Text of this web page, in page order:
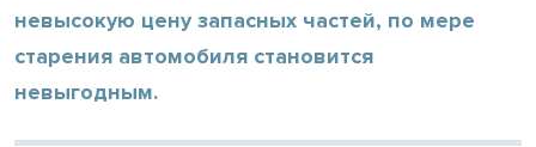
невысокую цену запасных частей, по мере
старения автомобиля становится
невыгодным.